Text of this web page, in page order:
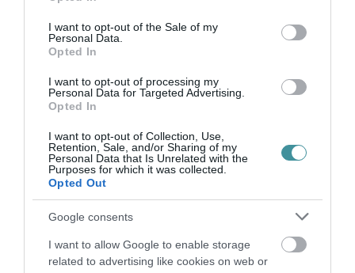
use your data for below specified purposes in below Google
consent section.
I want to opt-out of the Sale of my
Personal Data.
Opted In
I want to opt-out of processing my
Personal Data for Targeted Advertising.
Opted In
I want to opt-out of Collection, Use,
Retention, Sale, and/or Sharing of my
Personal Data that Is Unrelated with the
Purposes for which it was collected.
Opted Out
Google consents
I want to allow Google to enable storage
related to advertising like cookies on web or
nem szükséges a teljes vételárat azonnal
kifizetni, a vásárló akár magasabb
összegben történő vásárlás esetén
megengedhetne magának.
(Szponzorált tartalom)
Ne maradjon le a legfrissebb hírekről, kövessen
bennünket az EGRI ÜGYEK Google Hírek oldalán!